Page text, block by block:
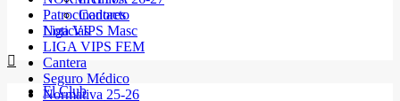
Patrocinadores
Noticias
El Club
Contacto
Liga VIPS Masc
LIGA VIPS FEM
Cantera
Seguro Médico
Normativa 25-26